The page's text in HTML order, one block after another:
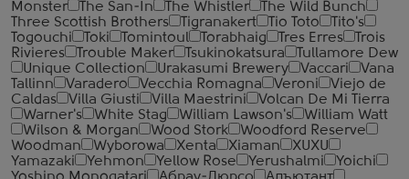
Monster
The San-In The Whistler
The Wild Bunch
Three Scottish Brothers
Tigranakert Tio Toto
Tito's
Togouchi
Toki Tomintoul Torabhaig Tres Erres
Trois
Rivieres
Trouble Maker Tsukinokatsura
Tullamore Dew
Unique Collection
Urakasumi Brewery Vaccari
Vana
Tallinn
Varadero Vecchia Romagna Veroni
Viejo de
Caldas
Villa Giusti Villa Maestrini
Volcan De Mi Tierra
Warner's
White Stag William Lawson's
William Watt
Wilson & Morgan
Wood Stork
Woodford Reserve
Woodman
Wyborowa Xenta Xiaman
XUXU
Yamazaki
Yehmon Yellow Rose Yerushalmi
Yoichi